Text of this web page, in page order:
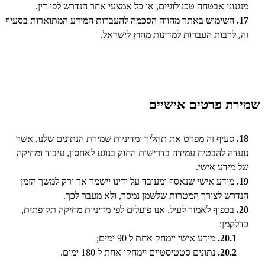
מנגנוני אבטחה טכנולוגיים, או כל אמצעי אחר הנדרש לפי דין.
17. השימוש באתר מהווה הסכמה להעברות המידע המתוארות בסעיף
זה, לרבות העברות למדינות מחוץ לישראל.
שמירת פרטים אישיים
18. סעיף זה מפרט את תהליך ומדיניות שמירת הנתונים שלנו, אשר
נועדה להבטיח עמידה בדרישות החוק בנוגע לאחסון, עיבוד ומחיקה
של מידע אישי.
19. מידע אישי שנאסף ומעובד על ידינו יישמר אך ורק למשך הזמן
הנדרש לצורך המטרות שלשמן נמסר, ולא מעבר לכך.
20. בכפוף לאמור לעיל, אנו פועלים לפי מדיניות מחיקה תקופתית,
כדלקמן:
20.1. מידע אישי יימחק אחת ל 90 ימים;
20.2. נתונים סטטיסטיים יימחקו אחת ל 180 ימים.